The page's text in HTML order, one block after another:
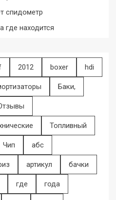
спидометр
где находится
2012 boxer hdi
Баки,
Топливный
Чип абс
артикул бачки
где года